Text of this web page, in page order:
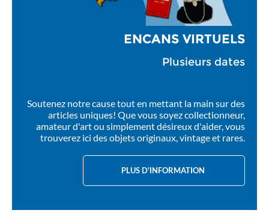
ENCANS VIRTUELS
Plusieurs dates
Soutenez notre cause tout en mettant la main sur des
articles uniques! Que vous soyez collectionneur,
amateur d'art ou simplement désireux d'aider, vous
trouverez ici des objets originaux, vintage et rares.
PLUS D'INFORMATION